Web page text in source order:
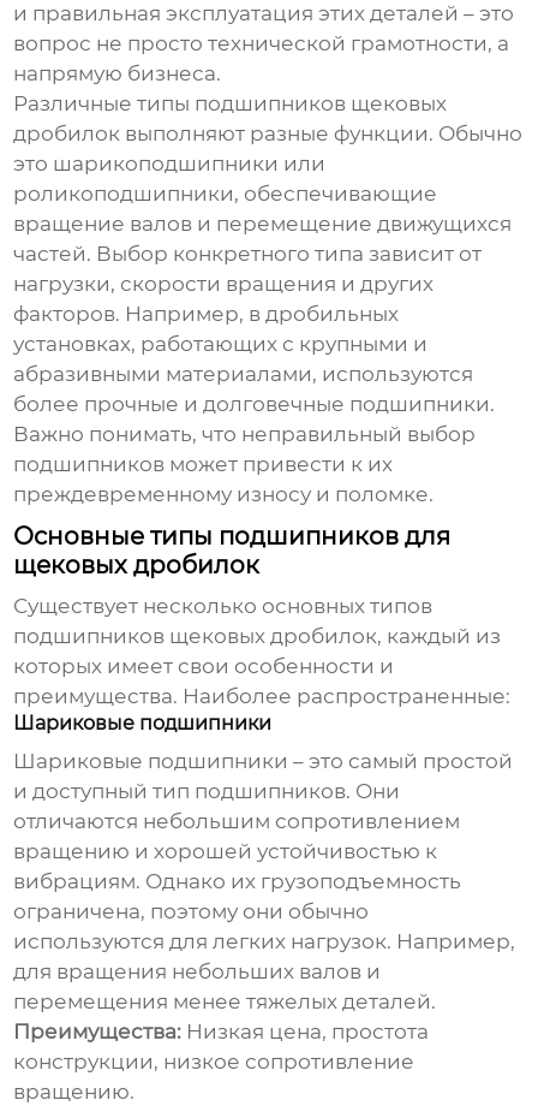
и правильная эксплуатация этих деталей – это
вопрос не просто технической грамотности, а
напрямую бизнеса.
Различные типы подшипников щековых
дробилок выполняют разные функции. Обычно
это шарикоподшипники или
роликоподшипники, обеспечивающие
вращение валов и перемещение движущихся
частей. Выбор конкретного типа зависит от
нагрузки, скорости вращения и других
факторов. Например, в дробильных
установках, работающих с крупными и
абразивными материалами, используются
более прочные и долговечные подшипники.
Важно понимать, что неправильный выбор
подшипников может привести к их
преждевременному износу и поломке.
Основные типы подшипников для
щековых дробилок
Существует несколько основных типов
подшипников щековых дробилок, каждый из
которых имеет свои особенности и
преимущества. Наиболее распространенные:
Шариковые подшипники
Шариковые подшипники – это самый простой
и доступный тип подшипников. Они
отличаются небольшим сопротивлением
вращению и хорошей устойчивостью к
вибрациям. Однако их грузоподъемность
ограничена, поэтому они обычно
используются для легких нагрузок. Например,
для вращения небольших валов и
перемещения менее тяжелых деталей.
Преимущества: Низкая цена, простота
конструкции, низкое сопротивление
вращению.